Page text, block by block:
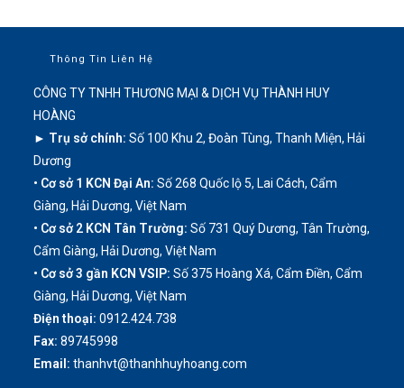
Thông Tin Liên Hệ
CÔNG TY TNHH THƯƠNG MẠI & DỊCH VỤ THÀNH HUY
HOÀNG
► Trụ sở chính: Số 100 Khu 2, Đoàn Tùng, Thanh Miện, Hải
Dương
• Cơ sở 1 KCN Đại An: Số 268 Quốc lộ 5, Lai Cách, Cẩm
Giàng, Hải Dương, Việt Nam
• Cơ sở 2 KCN Tân Trường: Số 731 Quý Dương, Tân Trường,
Cẩm Giàng, Hải Dương, Việt Nam
• Cơ sở 3 gần KCN VSIP: Số 375 Hoàng Xá, Cẩm Điền, Cẩm
Giàng, Hải Dương, Việt Nam
Điện thoại: 0912.424.738
Fax: 89745998
Email: thanhvt@thanhhuyhoang.com